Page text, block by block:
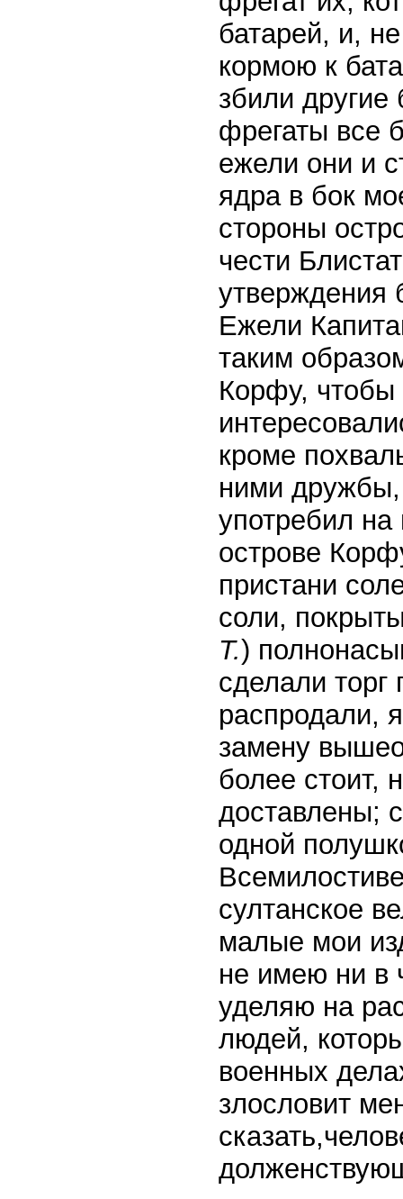
батарей, и,
кормою к
збили другие
фрегаты все
ежели они и
ядра в бок
стороны
чести
Ежели
таким
Корфу,
кроме
ними дружбы,
употребил
острове
пристани
соли,
Т.)
сделали
распродали,
замену
более стоит,
доставлены;
одной
султанское
малые мои
не имею ни в
уделяю на
людей,
военных
злословит